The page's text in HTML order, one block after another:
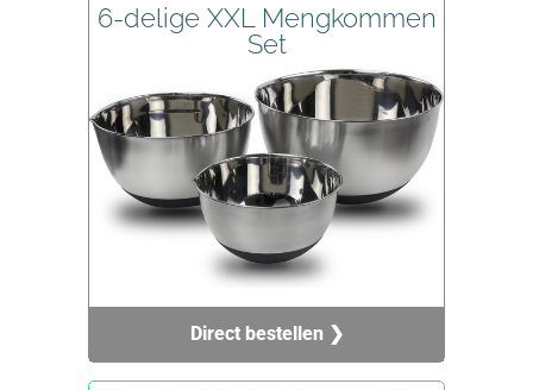
6-delige XXL Mengkommen
Set
Direct bestellen ❯